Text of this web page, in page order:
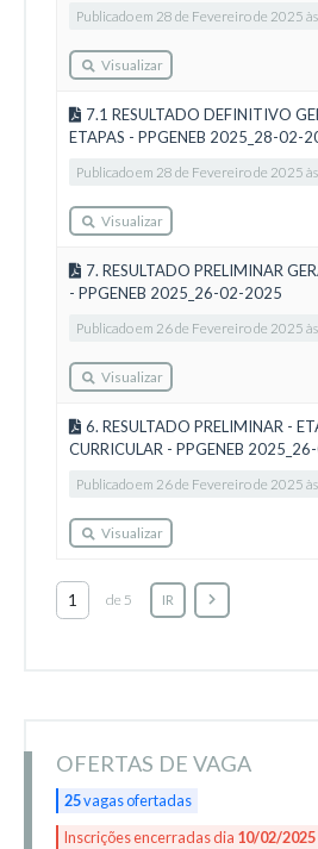
Publicado em 28 de Fevereiro de 2025
Visualizar
7.1 RESULTADO DEFINITIVO
ETAPAS - PPGENEB 2025_28-02-
Publicado em 28 de Fevereiro de 2025
Visualizar
7. RESULTADO PRELIMINAR
- PPGENEB 2025_26-02-2025
Publicado em 26 de Fevereiro de 2025
Visualizar
6. RESULTADO PRELIMINAR -
CURRICULAR - PPGENEB
Publicado em 26 de Fevereiro de 2025
Visualizar
de 5 IR
OFERTAS DE VAGA
25vagas ofertadas
Inscrições encerradas dia 10/02/2025